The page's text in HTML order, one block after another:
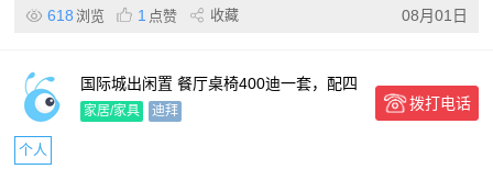
618 浏览 1 点赞 收藏 08月01日
国际城出闲置 餐厅桌椅400迪一套，配四
个椅子;四个冰柜，全部打包2000迪;白色
家居/家具 迪拜 拨打电话
个人